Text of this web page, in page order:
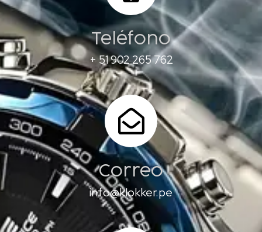
Teléfono
+ 51 902 265 762
Correo
info@klokker.pe